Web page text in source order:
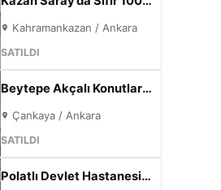
Kahramankazan / Ankara
SATILDI
Beytepe Akçalı Konutları’nda 4+1, 165 m², Sıfır Lüks Daire | Site İçi, Otoparklı, Takasa Uygun
Çankaya / Ankara
SATILDI
Polatlı Devlet Hastanesi Yanı 77 m² | Eskişehir Yolu Cepheli | Ticari+Konut İmarlı Arsa